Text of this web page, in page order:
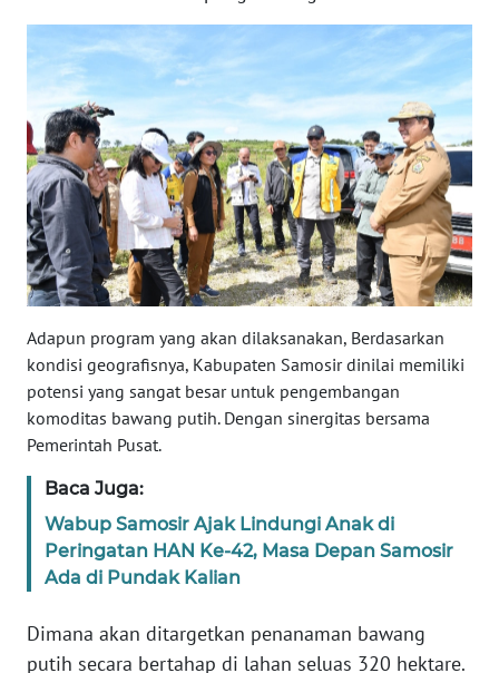
Adapun program yang akan dilaksanakan, Berdasarkan
kondisi geografisnya, Kabupaten Samosir dinilai memiliki
potensi yang sangat besar untuk pengembangan
komoditas bawang putih. Dengan sinergitas bersama
Pemerintah Pusat.
Baca Juga:
Wabup Samosir Ajak Lindungi Anak di
Peringatan HAN Ke-42, Masa Depan Samosir
Ada di Pundak Kalian
Dimana akan ditargetkan penanaman bawang
putih secara bertahap di lahan seluas 320 hektare.
JOGJA
WN
JATIM
WN
BALI
WN
KALBAR
WN
KALTENG
WN
WN
KALSEL
KALTIM